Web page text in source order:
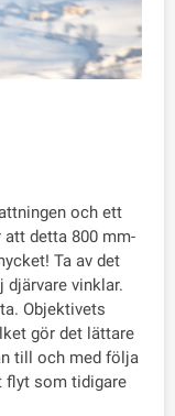
och ett
att detta 800 mm-
Ta av det
vinklar.
Objektivets
gör det lättare
till och med följa
flyt som tidigare